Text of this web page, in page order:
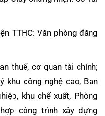
TTHC: Văn phòng đăng
thuế, cơ quan tài chính;
khu công nghệ cao, Ban
khu chế xuất, Phòng
công trình xây dựng